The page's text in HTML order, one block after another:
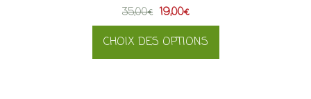
35,00€ Le
prix
initial
était :
19,00€Le
prix
actuel
est :
CHOIX DES OPTIONS